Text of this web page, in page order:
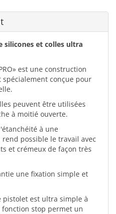
silicones et colles ultra
est une construction
conçue pour
peuvent être utilisées
à moitié ouverte.
à une
possible le travail avec
et crémeux de façon très
une fixation simple et
pistolet est ultra simple à
stop permet un